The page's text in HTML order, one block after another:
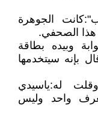
الجوهرة
هذا الصحفي.
وبيده بطاقة
بإنه سيتخدمها
له:ياسيدي
واحد وليس